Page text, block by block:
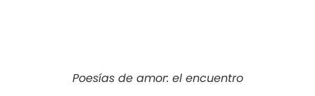
Poesías de amor: el encuentro